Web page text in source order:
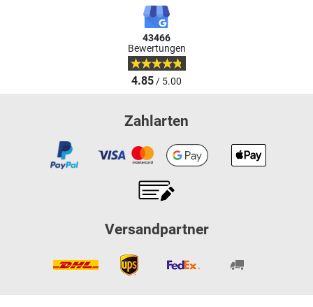
43466
Bewertungen
4.85/ 5.00
Zahlarten
Versandpartner